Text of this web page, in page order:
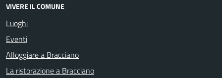
VIVERE IL COMUNE
Luoghi
Eventi
Alloggiare a Bracciano
La ristorazione a Bracciano